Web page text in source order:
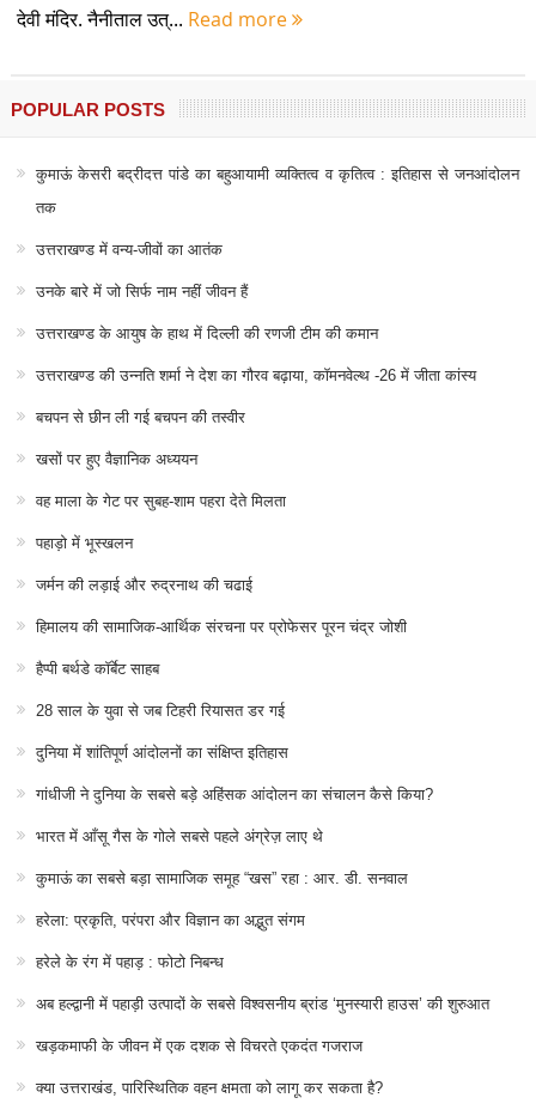
देवी मंदिर. नैनीताल उत्... Read more
POPULAR POSTS
कुमाऊं केसरी बद्रीदत्त पांडे का बहुआयामी व्यक्तित्व व कृतित्व : इतिहास से जनआंदोलन
तक
उत्तराखण्ड में वन्य-जीवों का आतंक
उनके बारे में जो सिर्फ नाम नहीं जीवन हैं
उत्तराखण्ड के आयुष के हाथ में दिल्ली की रणजी टीम की कमान
उत्तराखण्ड की उन्नति शर्मा ने देश का गौरव बढ़ाया, कॉमनवेल्थ -26 में जीता कांस्य
बचपन से छीन ली गई बचपन की तस्वीर
खसों पर हुए वैज्ञानिक अध्ययन
वह माला के गेट पर सुबह-शाम पहरा देते मिलता
पहाड़ो में भूस्खलन
जर्मन की लड़ाई और रुद्रनाथ की चढाई
हिमालय की सामाजिक-आर्थिक संरचना पर प्रोफेसर पूरन चंद्र जोशी
हैप्पी बर्थडे कॉर्बेट साहब
28 साल के युवा से जब टिहरी रियासत डर गई
दुनिया में शांतिपूर्ण आंदोलनों का संक्षिप्त इतिहास
गांधीजी ने दुनिया के सबसे बड़े अहिंसक आंदोलन का संचालन कैसे किया?
भारत में आँसू गैस के गोले सबसे पहले अंग्रेज़ लाए थे
कुमाऊं का सबसे बड़ा सामाजिक समूह “खस” रहा : आर. डी. सनवाल
हरेला: प्रकृति, परंपरा और विज्ञान का अद्भुत संगम
हरेले के रंग में पहाड़ : फोटो निबन्ध
अब हल्द्वानी में पहाड़ी उत्पादों के सबसे विश्वसनीय ब्रांड ‘मुनस्यारी हाउस’ की शुरुआत
खड़कमाफी के जीवन में एक दशक से विचरते एकदंत गजराज
क्या उत्तराखंड, पारिस्थितिक वहन क्षमता को लागू कर सकता है?